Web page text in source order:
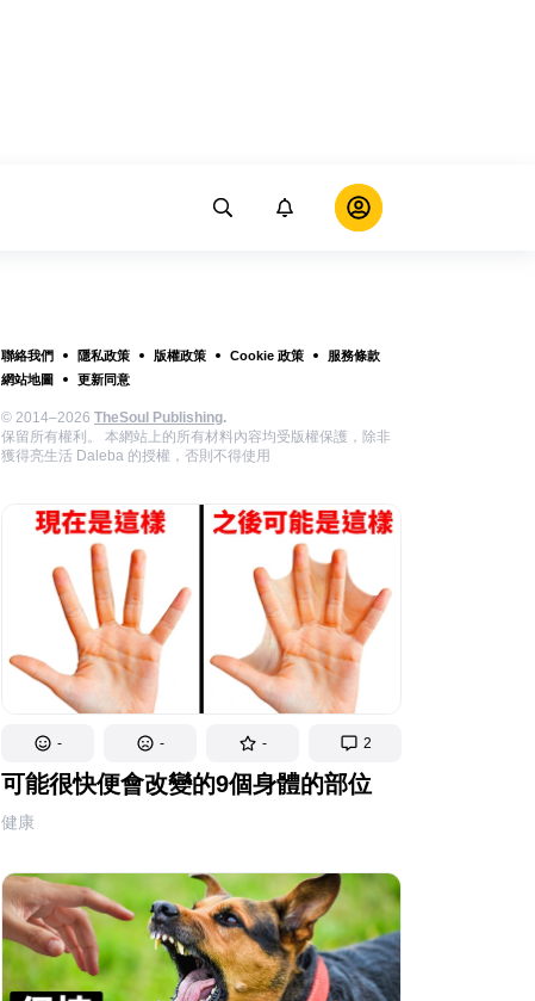
聯絡我們 隱私政策 版權政策 Cookie 政策
服務條款
網站地圖
更新同意
© 2014–2026 TheSoul Publishing.
保留所有權利。 本網站上的所有材料內容均受版權保護，除非
獲得亮生活 Daleba 的授權，否則不得使用
- - - 2
可能很快便會改變的9個身體的部位
健康